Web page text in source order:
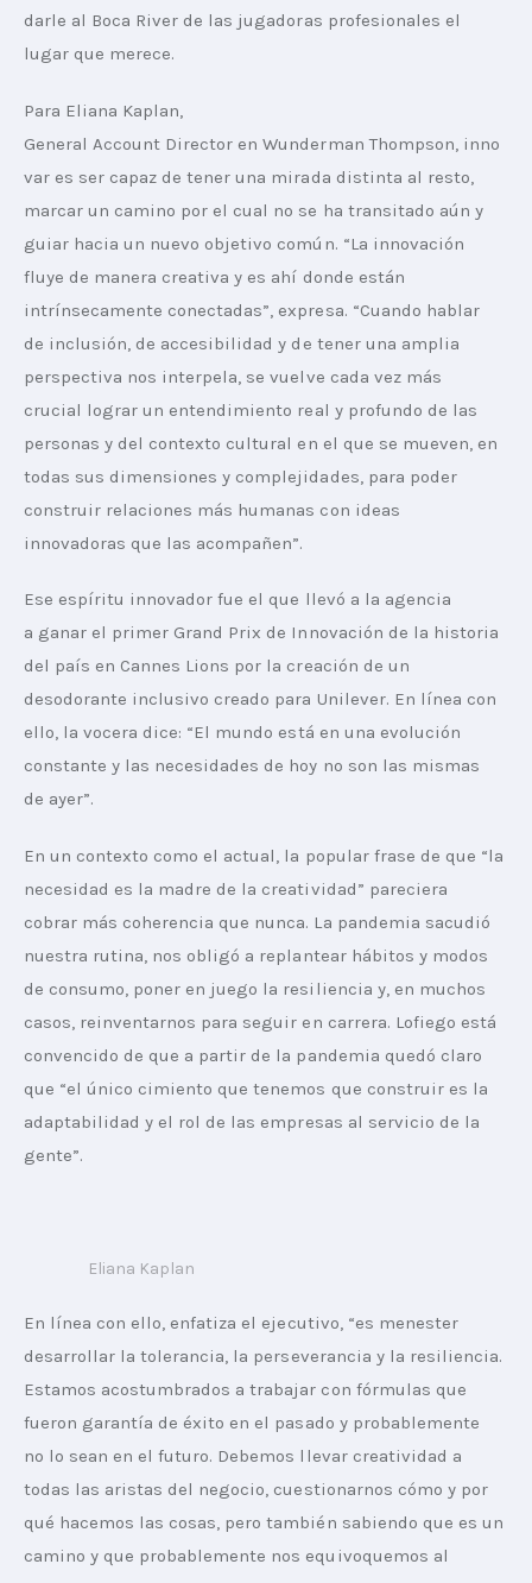
darle al Boca River de las jugadoras profesionales el
lugar que merece.
Para Eliana Kaplan,
General Account Director en Wunderman Thompson, inno
var es ser capaz de tener una mirada distinta al resto,
marcar un camino por el cual no se ha transitado aún y
guiar hacia un nuevo objetivo común. “La innovación
fluye de manera creativa y es ahí donde están
intrínsecamente conectadas”, expresa. “Cuando hablar
de inclusión, de accesibilidad y de tener una amplia
perspectiva nos interpela, se vuelve cada vez más
crucial lograr un entendimiento real y profundo de las
personas y del contexto cultural en el que se mueven, en
todas sus dimensiones y complejidades, para poder
construir relaciones más humanas con ideas
innovadoras que las acompañen”.
Ese espíritu innovador fue el que llevó a la agencia
a ganar el primer Grand Prix de Innovación de la historia
del país en Cannes Lions por la creación de un
desodorante inclusivo creado para Unilever. En línea con
ello, la vocera dice: “El mundo está en una evolución
constante y las necesidades de hoy no son las mismas
de ayer”.
En un contexto como el actual, la popular frase de que “la
necesidad es la madre de la creatividad” pareciera
cobrar más coherencia que nunca. La pandemia sacudió
nuestra rutina, nos obligó a replantear hábitos y modos
de consumo, poner en juego la resiliencia y, en muchos
casos, reinventarnos para seguir en carrera. Lofiego está
convencido de que a partir de la pandemia quedó claro
que “el único cimiento que tenemos que construir es la
adaptabilidad y el rol de las empresas al servicio de la
gente”.
Eliana Kaplan
En línea con ello, enfatiza el ejecutivo, “es menester
desarrollar la tolerancia, la perseverancia y la resiliencia.
Estamos acostumbrados a trabajar con fórmulas que
fueron garantía de éxito en el pasado y probablemente
no lo sean en el futuro. Debemos llevar creatividad a
todas las aristas del negocio, cuestionarnos cómo y por
qué hacemos las cosas, pero también sabiendo que es un
camino y que probablemente nos equivoquemos al